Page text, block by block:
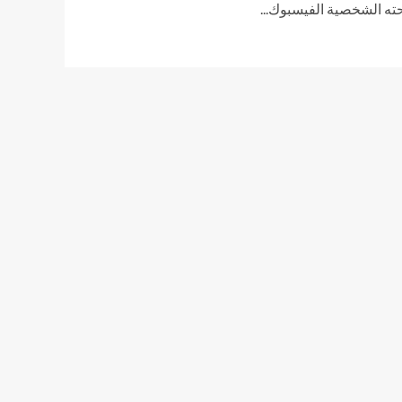
الشخصية الفيسبوك...